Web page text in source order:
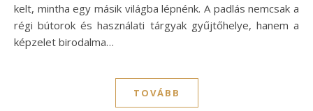
kelt, mintha egy másik világba lépnénk. A padlás nemcsak a
régi bútorok és használati tárgyak gyűjtőhelye, hanem a
képzelet birodalma…
TOVÁBB